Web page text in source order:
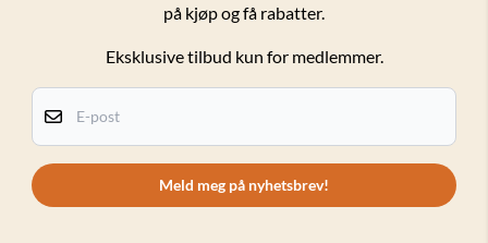
Salgsbetingelser
Personvern
Kundeklubb
på kjøp og få rabatter.
Eksklusive tilbud kun for medlemmer.
Meld meg på nyhetsbrev!